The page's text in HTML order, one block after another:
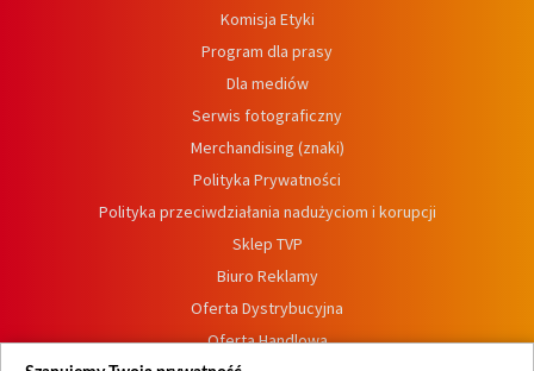
Komisja Etyki
Program dla prasy
Dla mediów
Serwis fotograficzny
Merchandising (znaki)
Polityka Prywatności
Polityka przeciwdziałania nadużyciom i korupcji
Sklep TVP
Biuro Reklamy
Oferta Dystrybucyjna
Oferta Handlowa